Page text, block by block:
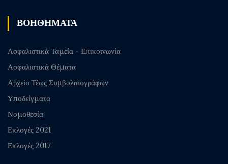
ΒΟΗΘΗΜΑΤΑ
Ασφαλιστικά Ταμεία - Επικοινωνία
Ασφαλιστικά Θέματα
Αρχείο Τέως Συμβολαιογράφων
Υποδείγματα
Νομοθεσία
Εκλογές 2021
Εκλογές 2017